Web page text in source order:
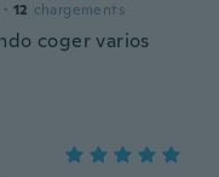
· 12 chargements
coger varios